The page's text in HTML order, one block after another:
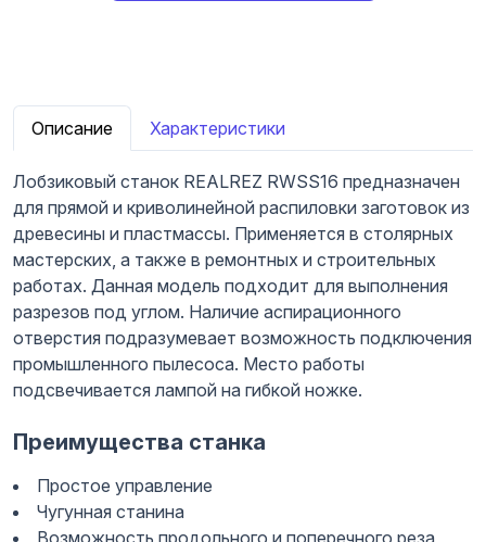
Описание Характеристики
Лобзиковый станок REALREZ RWSS16 предназначен
для прямой и криволинейной распиловки заготовок из
древесины и пластмассы. Применяется в столярных
мастерских, а также в ремонтных и строительных
работах. Данная модель подходит для выполнения
разрезов под углом. Наличие аспирационного
отверстия подразумевает возможность подключения
промышленного пылесоса. Место работы
подсвечивается лампой на гибкой ножке.
Преимущества станка
Простое управление
Чугунная станина
Возможность продольного и поперечного реза